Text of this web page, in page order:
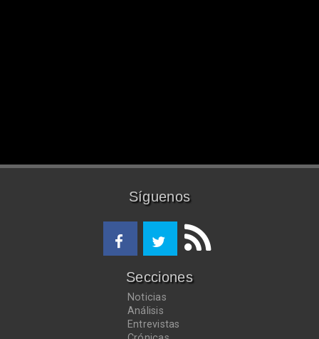
Síguenos
Secciones
Noticias
Análisis
Entrevistas